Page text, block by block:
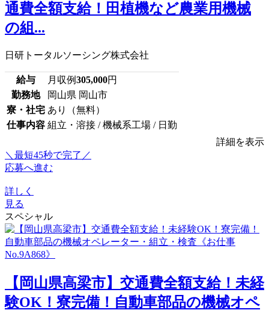
通費全額支給！田植機など農業用機械
の組...
日研トータルソーシング株式会社
給与 月収例305,000円
勤務地
岡山県 岡山市
寮・社宅 あり（無料）
仕事内容 組立・溶接 / 機械系工場 / 日勤
詳細を表示
＼最短45秒で完了／
応募へ進む
詳しく
見る
スペシャル
【岡山県高梁市】交通費全額支給！未経
験OK！寮完備！自動車部品の機械オペ